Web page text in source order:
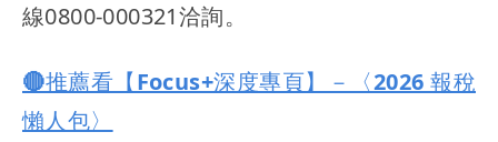
線0800-000321洽詢。
🔴推薦看【Focus+深度專頁】－〈2026 報稅
懶人包〉